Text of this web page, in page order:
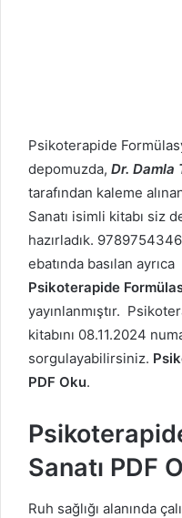
Psikoterapide
depomuzda, Dr. Damla
tarafından kaleme
Sanatı isimli kitabı siz
hazırladık.
ebatında basılan ayrıca
Psikoterapide
yayınlanmıştır.
kitabını 08.11.2024
sorgulayabilirsiniz.
PDF Oku.
Sanatı PDF
Ruh sağlığı alanında